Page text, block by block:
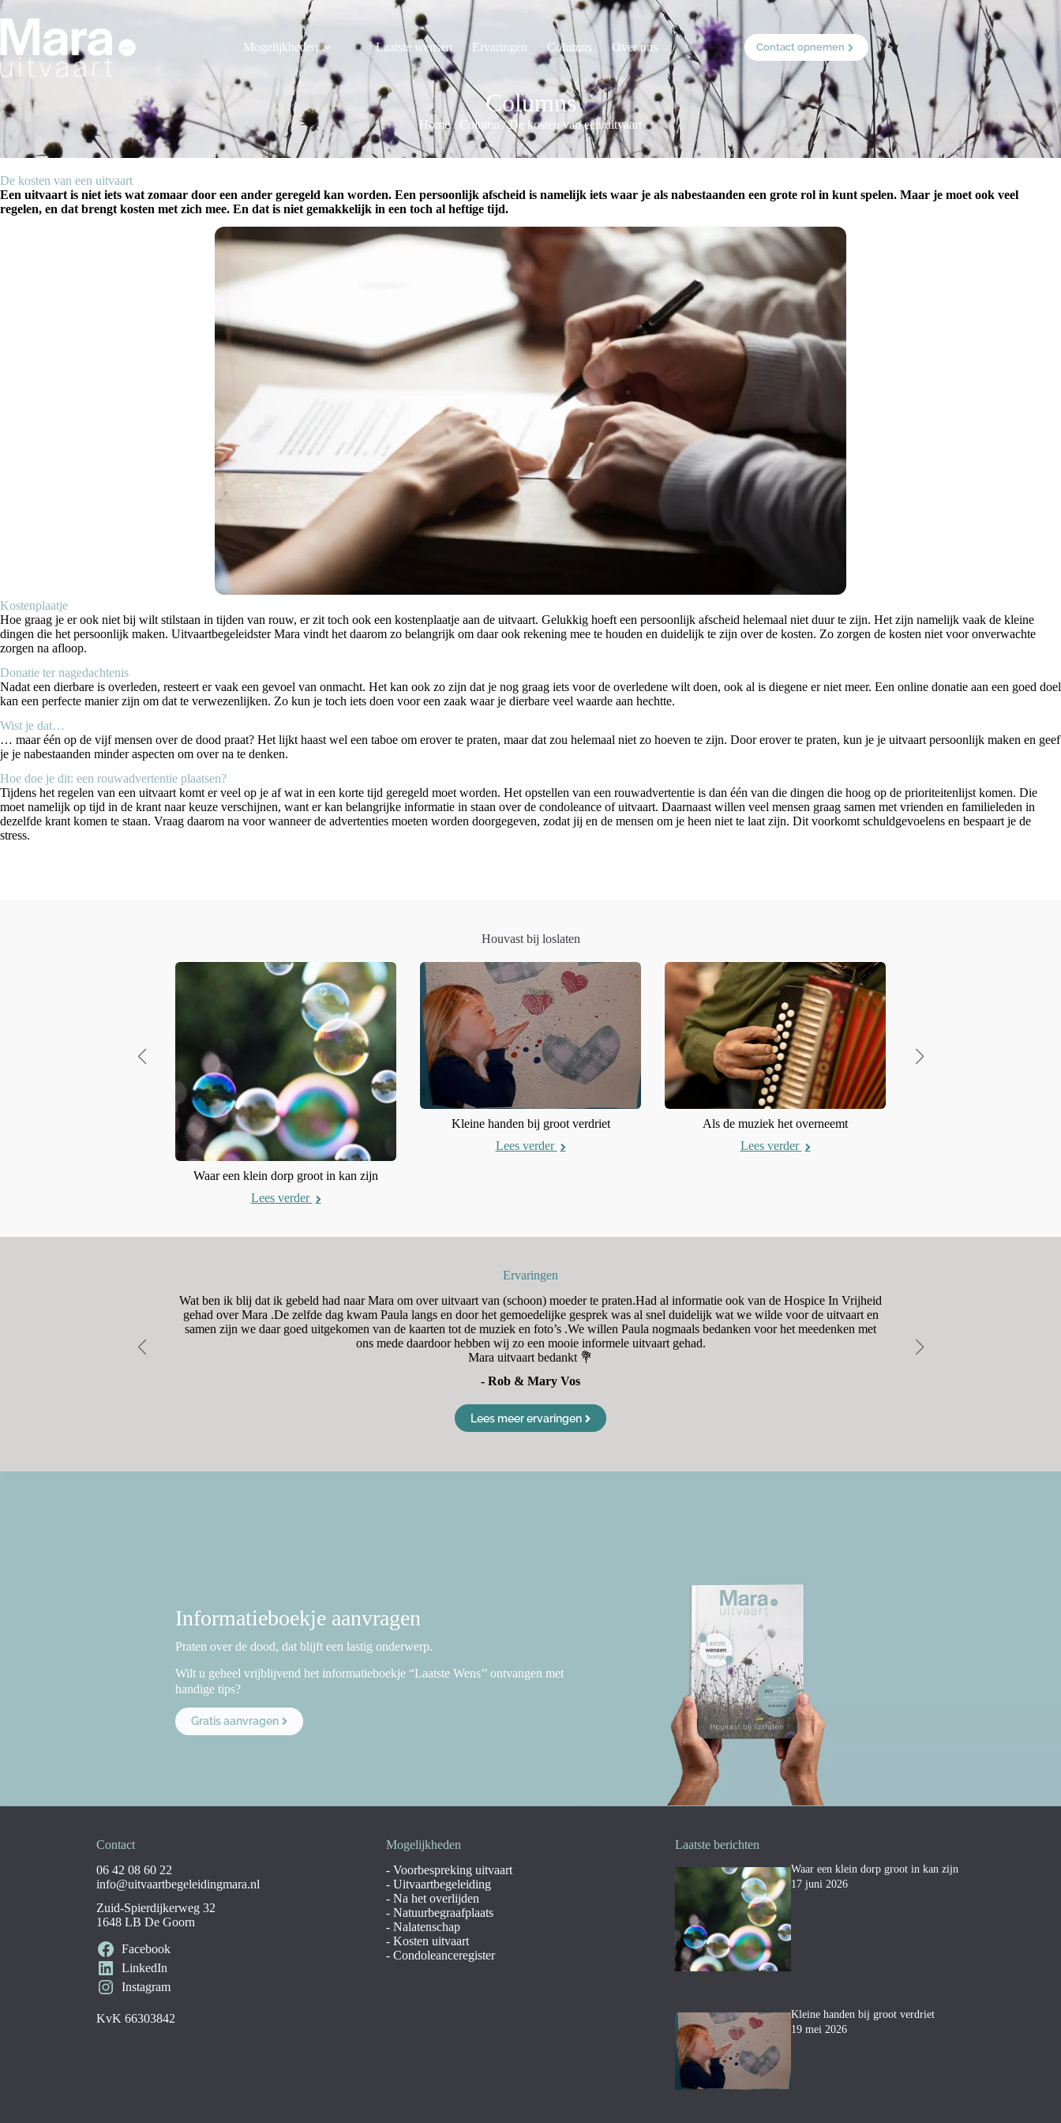
Ga
naar
de
inhoud
Mogelijkheden Laatste wensen Ervaringen Columns Over ons Contact opnemen
Columns
Home/ Column /De kosten van een uitvaart
De kosten van een uitvaart
Een uitvaart is niet iets wat zomaar door een ander geregeld kan worden. Een persoonlijk afscheid is namelijk iets waar je als nabestaanden een grote rol in kunt spelen. Maar je moet ook veel
regelen, en dat brengt kosten met zich mee. En dat is niet gemakkelijk in een toch al heftige tijd.
Kostenplaatje
Hoe graag je er ook niet bij wilt stilstaan in tijden van rouw, er zit toch ook een kostenplaatje aan de uitvaart. Gelukkig hoeft een persoonlijk afscheid helemaal niet duur te zijn. Het zijn namelijk vaak de kleine
dingen die het persoonlijk maken. Uitvaartbegeleidster Mara vindt het daarom zo belangrijk om daar ook rekening mee te houden en duidelijk te zijn over de kosten. Zo zorgen de kosten niet voor onverwachte
zorgen na afloop.
Donatie ter nagedachtenis
Nadat een dierbare is overleden, resteert er vaak een gevoel van onmacht. Het kan ook zo zijn dat je nog graag iets voor de overledene wilt doen, ook al is diegene er niet meer. Een online donatie aan een goed doel
kan een perfecte manier zijn om dat te verwezenlijken. Zo kun je toch iets doen voor een zaak waar je dierbare veel waarde aan hechtte.
Wist je dat…
… maar één op de vijf mensen over de dood praat? Het lijkt haast wel een taboe om erover te praten, maar dat zou helemaal niet zo hoeven te zijn. Door erover te praten, kun je je uitvaart persoonlijk maken en geef
je je nabestaanden minder aspecten om over na te denken.
Hoe doe je dit: een rouwadvertentie plaatsen?
Tijdens het regelen van een uitvaart komt er veel op je af wat in een korte tijd geregeld moet worden. Het opstellen van een rouwadvertentie is dan één van die dingen die hoog op de prioriteitenlijst komen. Die
moet namelijk op tijd in de krant naar keuze verschijnen, want er kan belangrijke informatie in staan over de condoleance of uitvaart. Daarnaast willen veel mensen graag samen met vrienden en familieleden in
dezelfde krant komen te staan. Vraag daarom na voor wanneer de advertenties moeten worden doorgegeven, zodat jij en de mensen om je heen niet te laat zijn. Dit voorkomt schuldgevoelens en bespaart je de
stress.
Houvast bij loslaten
Waar een klein dorp groot in kan zijn
Lees verder
Kleine handen bij groot verdriet
Lees verder
Als de muziek het overneemt
Lees verder
Ervaringen
Wat ben ik blij dat ik gebeld had naar Mara om over uitvaart van (schoon) moeder te praten.Had al informatie ook van de Hospice In Vrijheid
gehad over Mara .De zelfde dag kwam Paula langs en door het gemoedelijke gesprek was al snel duidelijk wat we wilde voor de uitvaart en
samen zijn we daar goed uitgekomen van de kaarten tot de muziek en foto’s .We willen Paula nogmaals bedanken voor het meedenken met
ons mede daardoor hebben wij zo een mooie informele uitvaart gehad.
Mara uitvaart bedankt 💐
- Rob & Mary Vos
Lees meer ervaringen
Informatieboekje aanvragen
Praten over de dood, dat blijft een lastig onderwerp.
Wilt u geheel vrijblijvend het informatieboekje “Laatste Wens’’ ontvangen met
handige tips?
Gratis aanvragen
Contact
06 42 08 60 22
info@uitvaartbegeleidingmara.nl
Zuid-Spierdijkerweg 32
1648 LB De Goorn
Facebook
LinkedIn
Instagram
KvK 66303842
Mogelijkheden
- Voorbespreking uitvaart
- Uitvaartbegeleiding
- Na het overlijden
- Natuurbegraafplaats
- Nalatenschap
- Kosten uitvaart
- Condoleanceregister
Laatste berichten
Waar een klein dorp groot in kan zijn
17 juni 2026
Kleine handen bij groot verdriet
19 mei 2026